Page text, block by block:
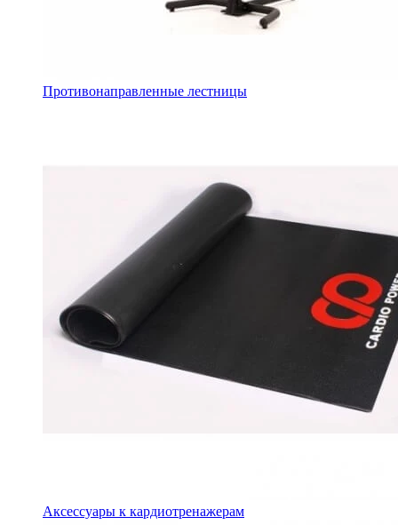
Противонаправленные лестницы
Аксессуары к кардиотренажерам